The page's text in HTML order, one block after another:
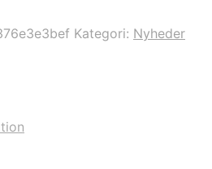
Kategori: Nyheder